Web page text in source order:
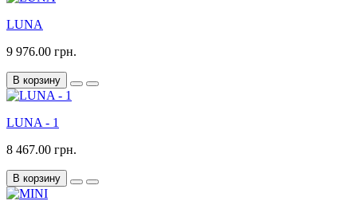
LUNA
9 976.00 грн.
В корзину
LUNA - 1
8 467.00 грн.
В корзину